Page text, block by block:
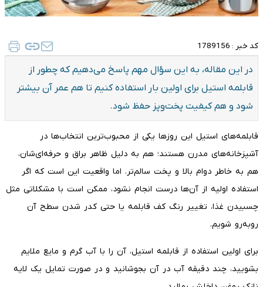
کد خبر : 1789156
در این مقاله، به این سؤال مهم پاسخ می‌دهیم که چطور از
قابلمه استیل برای اولین بار استفاده کنیم تا هم عمر آن بیشتر
شود و هم کیفیت پخت‌وپز حفظ شود.
قابلمه‌های استیل این روزها یکی از محبوب‌ترین انتخاب‌ها در
آشپزخانه‌های مدرن هستند؛ هم به دلیل ظاهر براق و حرفه‌ای‌شان،
هم به خاطر دوام بالا و پخت سالم‌تر. اما واقعیت این است که اگر
استفاده اولیه از آن‌ها درست انجام نشود، ممکن است با مشکلاتی مثل
چسبیدن غذا، تغییر رنگ کف قابلمه یا حتی کدر شدن سطح آن
روبه‌رو شویم.
برای اولین استفاده از قابلمه استیل، آن را با آب گرم و مایع ملایم
بشویید، چند دقیقه آب در آن بجوشانید و در صورت تمایل یک لایه